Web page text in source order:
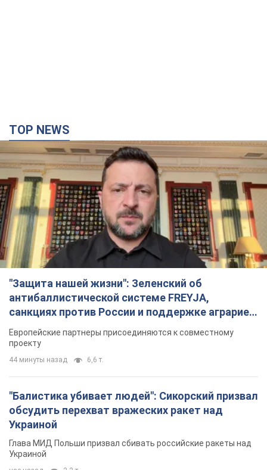
"Защита нашей жизни": Зеленский об
антибаллистической системе FREYJA,
санкциях против России и поддержке аграриев.
Видео
Европейские партнеры присоединяются к совместному
проекту
44 минуты назад 6,6 т.
"Балистика убивает людей": Сикорский призвал
обсудить перехват вражеских ракет над
Украиной
Глава МИД Польши призвал сбивать российские ракеты над
Украиной
час назад 2,2 т.
Налоговая служба передаст Минобороны
данные о мужчинах в возрасте от 18 до 60 лет:
зачем это нужно
Это необходимо для проверки воинского учета
2 часа назад 10,1 т.